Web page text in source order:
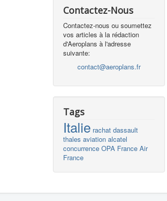
Contactez-Nous
Contactez-nous ou soumettez
vos articles à la rédaction
d'Aeroplans à l'adresse
suivante:
contact@aeroplans.fr
Tags
Italie rachat dassault
thales aviation alcatel
concurrence OPA France Air
France